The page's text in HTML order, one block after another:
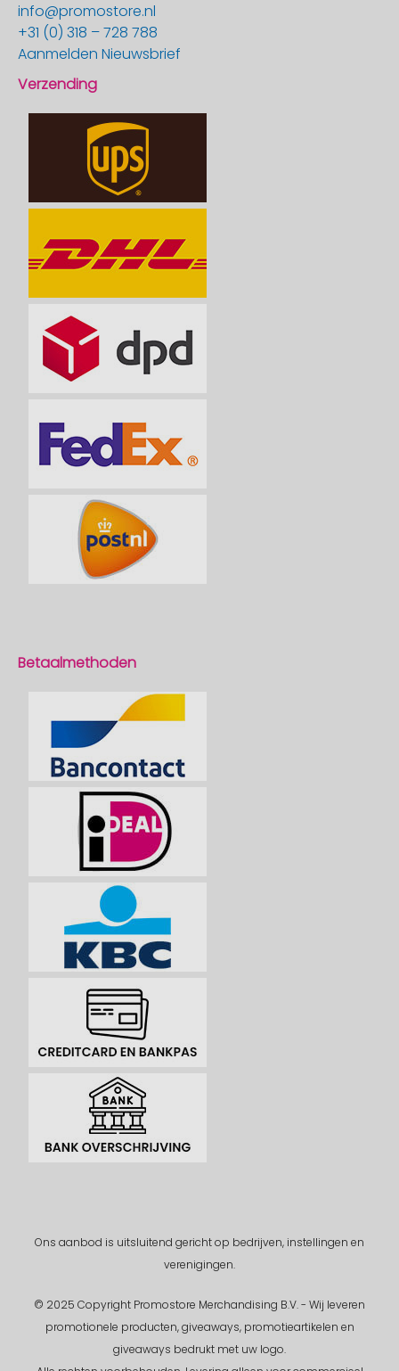
info@promostore.nl
+31 (0) 318 – 728 788
Aanmelden Nieuwsbrief
Verzending
Betaalmethoden
Ons aanbod is uitsluitend gericht op bedrijven, instellingen en
verenigingen.
© 2025 Copyright Promostore Merchandising B.V. - Wij leveren
promotionele producten, giveaways, promotieartikelen en
giveaways bedrukt met uw logo.